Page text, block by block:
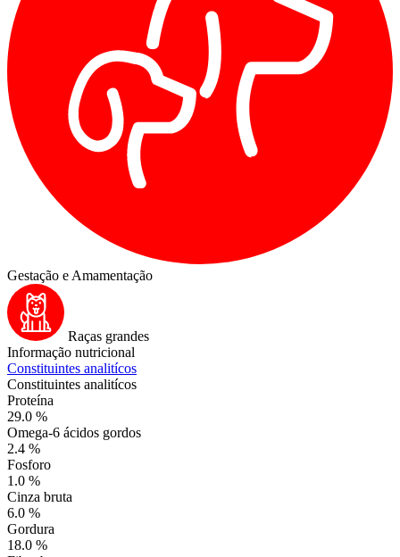
Gestação e Amamentação
Raças grandes
Informação nutricional
Constituintes analitícos
Constituintes analitícos
Proteína
29.0 %
Omega-6 ácidos gordos
2.4 %
Fosforo
1.0 %
Cinza bruta
6.0 %
Gordura
18.0 %